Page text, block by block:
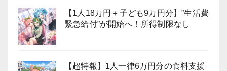
【1人18万円＋子ども9万円分】”生活費
緊急給付”が開始へ！所得制限なし
【超特報】1人一律6万円分の食料支援